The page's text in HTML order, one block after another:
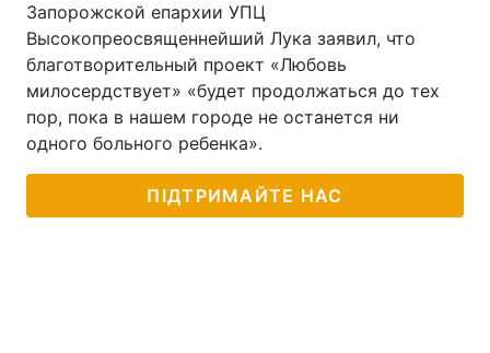
Запорожской епархии УПЦ
Высокопреосвященнейший Лука заявил, что
благотворительный проект «Любовь
милосердствует» «будет продолжаться до тех
пор, пока в нашем городе не останется ни
одного больного ребенка».
ПІДТРИМАЙТЕ НАС